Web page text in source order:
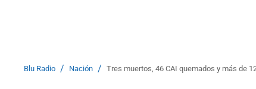
Blu Radio / Nación / Tres muertos, 46 CAI quemados y más de